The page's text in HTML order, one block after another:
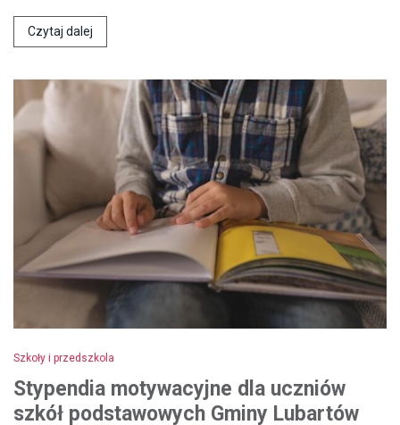
Czytaj dalej
Szkoły i przedszkola
Stypendia motywacyjne dla uczniów
szkół podstawowych Gminy Lubartów